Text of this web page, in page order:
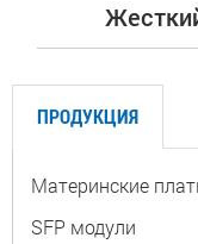
ПРОДУКЦИЯ
Материнские
SFP модули